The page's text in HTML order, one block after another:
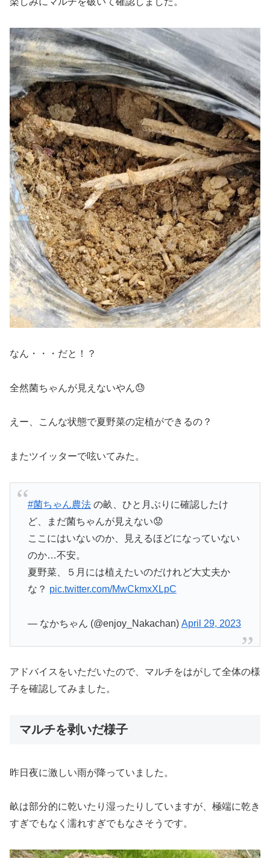
なん・・・だと！？
全然菌ちゃんが見えないやん😓
えー、こんな状態で夏野菜の定植ができるの？
またツイッターで呟いてみた。
#菌ちゃん農法の畝、ひと月ぶりに確認したけ
ど、まだ菌ちゃんが見えない😟
ここにはいないのか、見えるほどになっていない
のか…不安。
夏野菜、５月には植えたいのだけれど大丈夫か
な？ pic.twitter.com/MwCkmxXLpC
— なかちゃん (@enjoy_Nakachan) April 29, 2023
アドバイスをいただいたので、マルチをはがして全体の様
子を確認してみました。
マルチを剥いだ様子
昨日夜に激しい雨が降っていました。
畝は部分的に乾いたり湿ったりしていますが、極端に乾き
すぎでもなく濡れすぎでもなさそうです。